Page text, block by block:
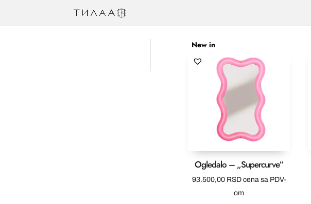
New in
Ogledalo – „Supercurve“
93.500,00 RSD cena sa PDV-
om